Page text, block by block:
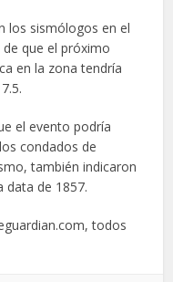
los sismólogos en el
que el próximo
en la zona tendría
el evento podría
condados de
también indicaron
data de 1857.
todos